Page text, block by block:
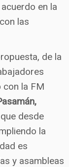
en la
las
de la
con la FM
desde
la
es
y asambleas